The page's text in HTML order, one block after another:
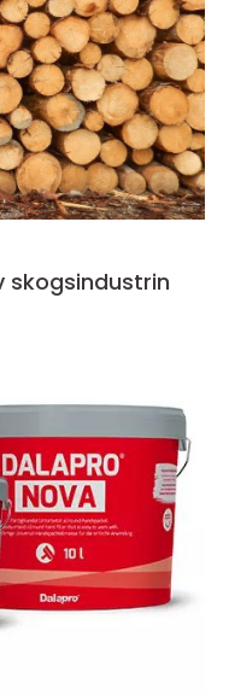
skogsindustrin